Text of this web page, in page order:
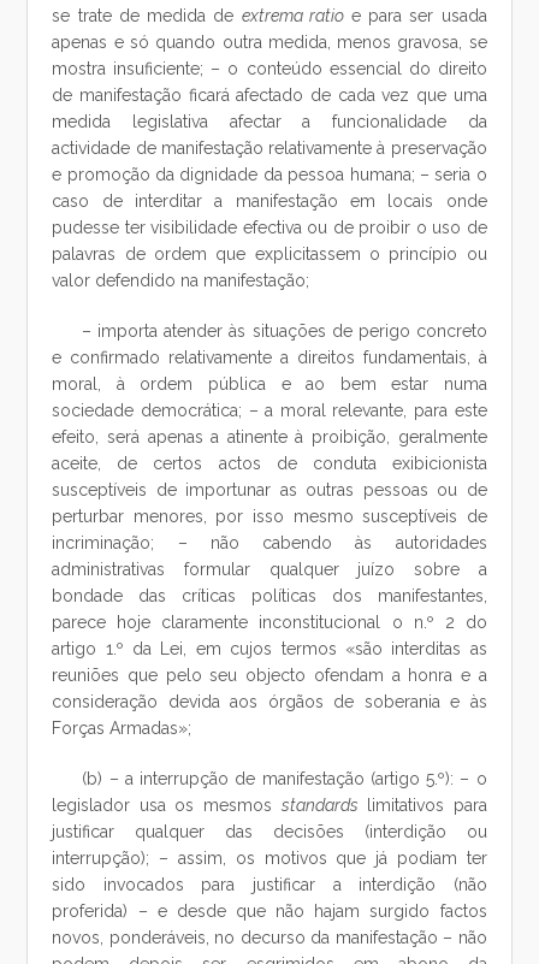
se trate de medida de extrema ratioe para ser usada
apenas e só quando outra medida, menos gravosa, se
mostra insuficiente; – o conteúdo essencial do direito
de manifestação ficará afectado de cada vez que uma
medida legislativa afectar a funcionalidade da
actividade de manifestação relativamente à preservação
e promoção da dignidade da pessoa humana; – seria o
caso de interditar a manifestação em locais onde
pudesse ter visibilidade efectiva ou de proibir o uso de
palavras de ordem que explicitassem o princípio ou
valor defendido na manifestação;
– importa atender às situações de perigo concreto
e confirmado relativamente a direitos fundamentais, à
moral, à ordem pública e ao bem estar numa
sociedade democrática; – a moral relevante, para este
efeito, será apenas a atinente à proibição, geralmente
aceite, de certos actos de conduta exibicionista
susceptíveis de importunar as outras pessoas ou de
perturbar menores, por isso mesmo susceptíveis de
incriminação; – não cabendo às autoridades
administrativas formular qualquer juízo sobre a
bondade das críticas políticas dos manifestantes,
parece hoje claramente inconstitucional o n.º 2 do
artigo 1.º da Lei, em cujos termos «são interditas as
reuniões que pelo seu objecto ofendam a honra e a
consideração devida aos órgãos de soberania e às
Forças Armadas»;
(b) – a interrupção de manifestação (artigo 5.º): – o
legislador usa os mesmos standards limitativos para
justificar qualquer das decisões (interdição ou
interrupção); – assim, os motivos que já podiam ter
sido invocados para justificar a interdição (não
proferida) – e desde que não hajam surgido factos
novos, ponderáveis, no decurso da manifestação – não